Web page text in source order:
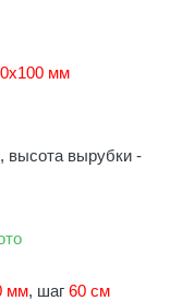
мм
высота вырубки -
мм, шаг 60 см